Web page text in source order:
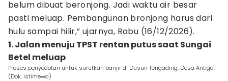
belum dibuat beronjong. Jadi waktu air besar
pasti meluap. Pembangunan bronjong harus dari
hulu sampai hilir,” ujarnya, Rabu (16/12/2026).
1. Jalan menuju TPST rentan putus saat Sungai
Betel meluap
Proses penyedotan untuk surutkan banjir di Dusun Tengading, Desa Antiga.
(Dok. istimewa)